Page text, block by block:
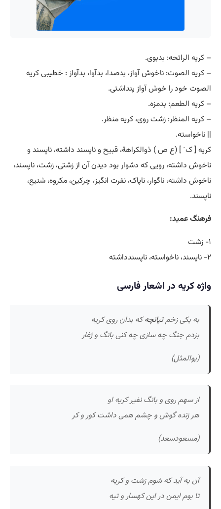
– کریه الرائحه: بدبوی.
– کریه الصوت: ناخوش آواز، بدصدا، بدآوا، بدآواز : خطیبی کریه
الصوت خود را خوش آواز پنداشتی.
– کریه الطعم: بدمزه.
– کریه المنظر: زشت روی، کریه منظر.
|| ناخواسته.
کریه [ ک َ ] (ع ص ) ذوالکراهة، قبیح و ناپسند داشته، ناپسند و
ناخوش داشته، رویی که دشوار بود دیدن آن از زشتی، زشت، ناپسند،
ناخوش داشته، ناگوار، ناپاک، نفرت انگیز، چرکین، مکروه، شنیع،
ناپسند.
فرهنگ عمید:
۱- زشت
۲- ناپسند، ناخواسته، ناپسندداشته
واژه کریه در اشعار فارسی
به یکی زخمتپانچهکه بدان روی کریه
بزدم جنگ چه سازی چه کنی بانگ و ژغار
(بوالمثل)
از سهم روی و بانگ نفیر کریه او
هر زنده گوش و چشم همی داشت کور و کر
(مسعودسعد)
آن به آید که شوم زشت و کریه
تا بوم ایمن در این کهسار و تیه